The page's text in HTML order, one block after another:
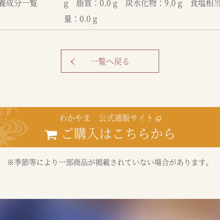
成分一覧
g 脂質：0.0 g 炭水化物：9.0 g 食塩相
量：0.0 g
一覧へ戻る
わかやま 公式通販サイト
ご購入はこちらから
※季節等により一部商品が掲載されていない場合があります。